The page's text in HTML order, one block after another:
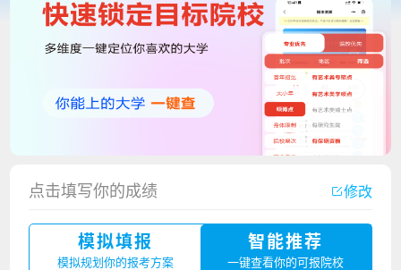
点击填写你的成绩 修改
模拟填报
模拟规划你的报考方案
智能推荐
一键查看你的可报院校
厦门大学嘉庚学院2023年艺术类招生简章